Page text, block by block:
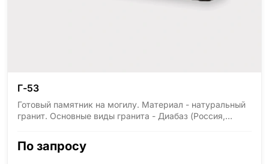
Г-53
Готовый памятник на могилу. Материал - натуральный
гранит. Основные виды гранита - Диабаз (Россия,
(Украина, Житомерская область), Лабродарит
По запросу